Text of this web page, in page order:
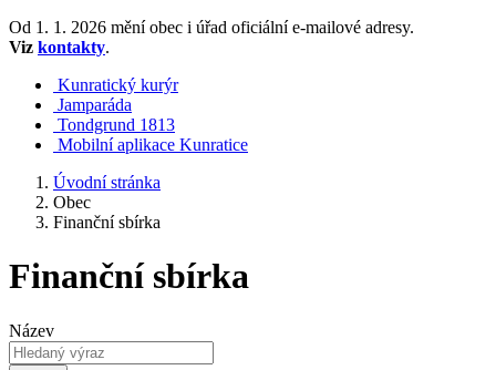
Od 1. 1. 2026 mění obec i úřad oficiální e-mailové adresy.
Viz kontakty.
Kunratický kurýr
Jamparáda
Tondgrund 1813
Mobilní aplikace Kunratice
Úvodní stránka
Obec
Finanční sbírka
Finanční sbírka
Název